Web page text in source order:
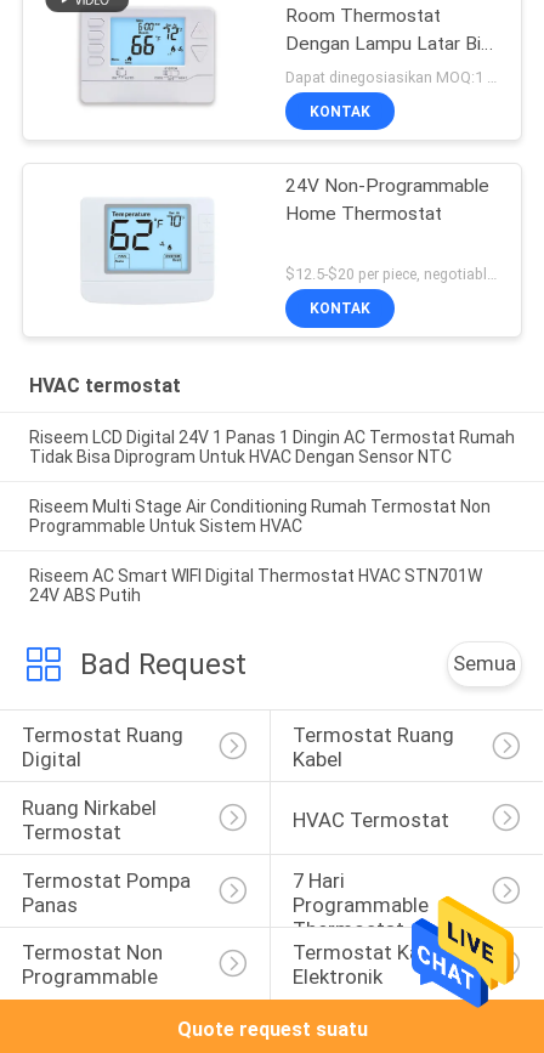
Room Thermostat
Dengan Lampu Latar Biru
Langit
KONTAK
24V Non-Programmable
Home Thermostat
$12.5-$20 per piece, negotiable MOQ:1 buah
KONTAK
HVAC termostat
Riseem LCD Digital 24V 1 Panas 1 Dingin AC Termostat Rumah
Tidak Bisa Diprogram Untuk HVAC Dengan Sensor NTC
Riseem Multi Stage Air Conditioning Rumah Termostat Non
Programmable Untuk Sistem HVAC
Riseem AC Smart WIFI Digital Thermostat HVAC STN701W
24V ABS Putih
Bad Request Semua
Termostat Ruang
Digital
Termostat Ruang
Kabel
Ruang Nirkabel
Termostat
HVAC Termostat
Termostat Pompa
Panas
7 Hari
Programmable
Thermostat
Termostat Non
Programmable
Termostat Kamar
Elektronik
Quote request suatu